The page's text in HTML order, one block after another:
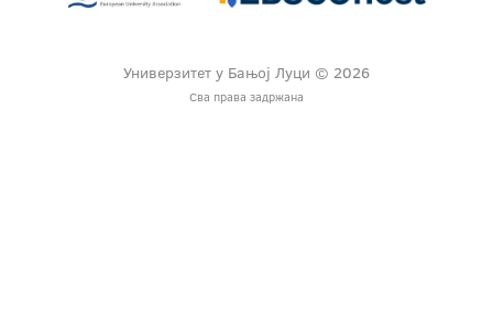
Универзитет у Бањој Луци © 2026
Сва права задржана